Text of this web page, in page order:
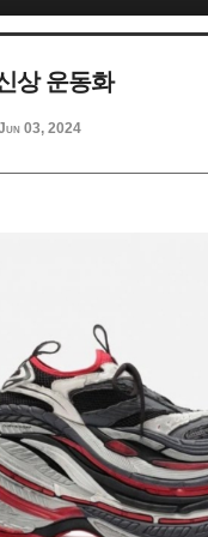
상 운동화
03, 2024스케치북5